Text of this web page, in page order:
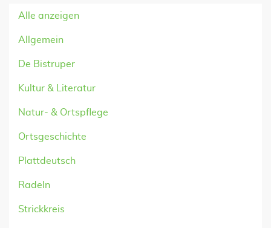
Alle anzeigen
Allgemein
De Bistruper
Kultur & Literatur
Natur- & Ortspflege
Ortsgeschichte
Plattdeutsch
Radeln
Strickkreis